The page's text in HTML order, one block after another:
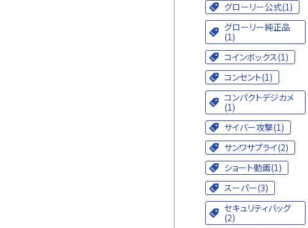
グローリー公式(1)
グローリー純正品
(1)
コインボックス(1)
コンセント(1)
コンパクトデジカメ
(1)
サイバー攻撃(1)
サンワサプライ(2)
ショート動画(1)
スーパー(3)
セキュリティバッグ
(2)